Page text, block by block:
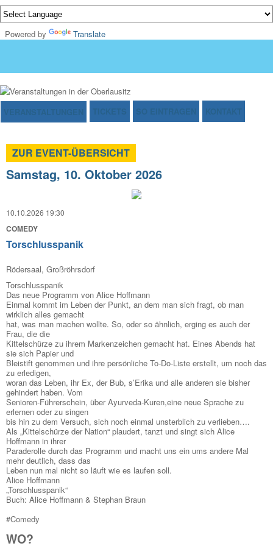
Powered by Translate
VERANSTALTUNGEN TICKETS SO EINTRAGEN KONTAKT
ZUR EVENT-ÜBERSICHT
Samstag, 10. Oktober 2026
10.10.2026 19:30
COMEDY
Torschlusspanik
Rödersaal, Großröhrsdorf
Torschlusspanik
Das neue Programm von Alice Hoffmann
Einmal kommt im Leben der Punkt, an dem man sich fragt, ob man
wirklich alles gemacht
hat, was man machen wollte. So, oder so ähnlich, erging es auch der
Frau, die die
Kittelschürze zu ihrem Markenzeichen gemacht hat. Eines Abends hat
sie sich Papier und
Bleistift genommen und ihre persönliche To-Do-Liste erstellt, um noch das
zu erledigen,
woran das Leben, ihr Ex, der Bub, s’Erika und alle anderen sie bisher
gehindert haben. Vom
Senioren-Führerschein, über Ayurveda-Kuren,eine neue Sprache zu
erlernen oder zu singen
bis hin zu dem Versuch, sich noch einmal unsterblich zu verlieben….
Als „Kittelschürze der Nation“ plaudert, tanzt und singt sich Alice
Hoffmann in ihrer
Paraderolle durch das Programm und macht uns ein ums andere Mal
mehr deutlich, dass das
Leben nun mal nicht so läuft wie es laufen soll.
Alice Hoffmann
„Torschlusspanik“
Buch: Alice Hoffmann & Stephan Braun
#Comedy
WO?